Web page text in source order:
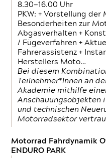
8.30—16.00 Uhr
PKW: + Vorstellung
Besonderheiten zur
Abgasverhalten +
/ Fügeverfahren +
Fahrerassistenz +
Herstellers Moto…
Bei diesem
Teilnehmer*Innen an
Akademie mithilfe
Anschauungsobjekten
und technischen
Motorradsektor
Motorrad Fahrdynamik
ENDURO PARK